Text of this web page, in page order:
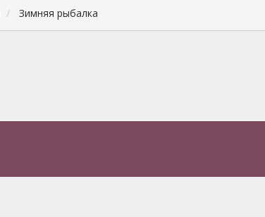
Зимняя рыбалка